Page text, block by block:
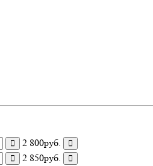
2 800руб.
2 850руб.